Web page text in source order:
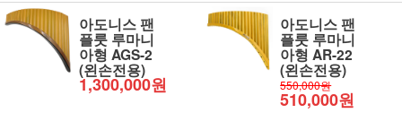
아도니스 팬
플룻 루마니
아형 AGS-2
(왼손전용)
1,300,000원
아도니스 팬
플룻 루마니
아형 AR-22
(왼손전용)
550,000원
510,000원